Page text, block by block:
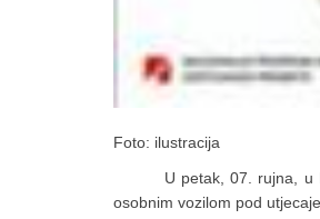
Foto: ilustracija
U petak, 07. rujna, u
osobnim vozilom pod